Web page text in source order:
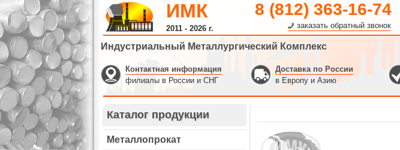
ИМК
2011 - 2026 г.
8 (812) 363-16-74
заказать обратный звонок
Индустриальный Металлургический Комплекс
Контактная информация
филиалы в России и СНГ
Доставка по России
в Европу и Азию
Каталог продукции
Металлопрокат